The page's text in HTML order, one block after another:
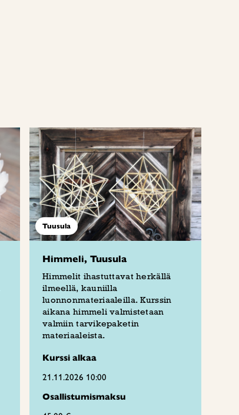
Tuusula
Himmeli, Tuusula
Himmelit ihastuttavat herkällä
ilmeellä, kauniilla
luonnonmateriaaleilla. Kurssin
aikana himmeli valmistetaan
valmiin tarvikepaketin
materiaaleista.
Kurssi alkaa
21.11.2026 10:00
Osallistumismaksu